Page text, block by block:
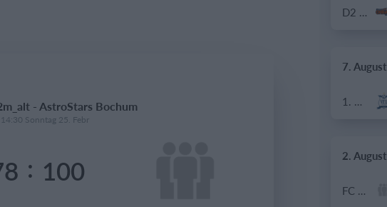
- AstroStars Bochum
Sonntag 25. Febr
: 100
D2 - Junioren
7. August
1. Mannschaft
2. August
FC Roggwil Frauen II